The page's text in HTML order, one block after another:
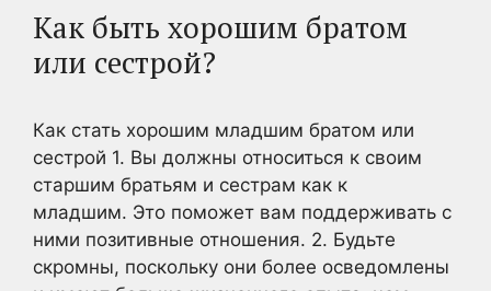
Как быть хорошим братом
или сестрой?
Как стать хорошим младшим братом или
сестрой 1. Вы должны относиться к своим
старшим братьям и сестрам как к
младшим. Это поможет вам поддерживать с
ними позитивные отношения. 2. Будьте
скромны, поскольку они более осведомлены